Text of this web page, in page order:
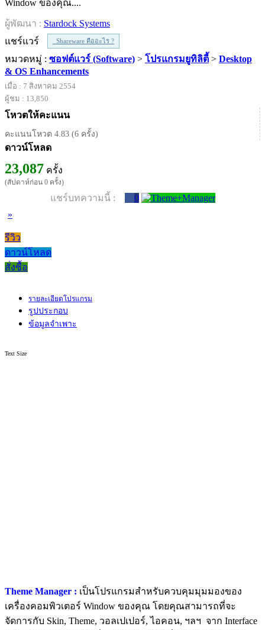
Window ของคุณ....
ผู้พัฒนา : Stardock Systems
แชร์แวร์
Shareware คืออะไร ?
หมวดหมู่ : ซอฟต์แวร์ (Software) > โปรแกรมยูทิลิตี้ > Desktop
& OS Enhancements
เมื่อ : 7 สิงหาคม 2554
ผู้ชม : 13,850
โหวตให้คะแนน
คะแนนโหวต 4.83 (6 ครั้ง)
ดาวน์โหลด
23,087 ครั้ง
(สัปดาห์ก่อน 0 ครั้ง)
แชร์บทความนี้ :
0
»
รีวิว
ดาวน์โหลด
สั่งซื้อ
รายละเอียดโปรแกรม
รูปประกอบ
ข้อมูลจำเพาะ
Text Size
Theme Manager : เป็นโปรแกรมสำหรับควบคุมมุมมองของ
เครื่องคอมพิวเตอร์ Window ของคุณ โดยคุณสามารถที่จะ
จัดการกับ Skin, Theme, วอลเปเปอร์, ไอคอน, ฯลฯ จาก Interface